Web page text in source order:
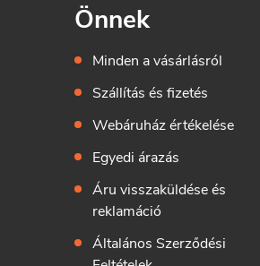
Önnek
Minden a vásárlásról
Szállítás és fizetés
Webáruház értékelése
Egyedi árazás
Áru visszaküldése és
reklamáció
Általános Szerződési